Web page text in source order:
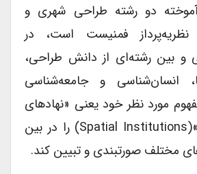
دو رشته طراحی شهری و
فمنیست است، در
و بین رشته‌ای از دانش طراحی،
انسان‌شناسی و جامعه‌شناسی
مورد نظر خود یعنی «نهادهای
فضایی(فاصله‌ای)»(Spatial Institutions) را در بین
مختلف صورتبندی و تبیین کند.